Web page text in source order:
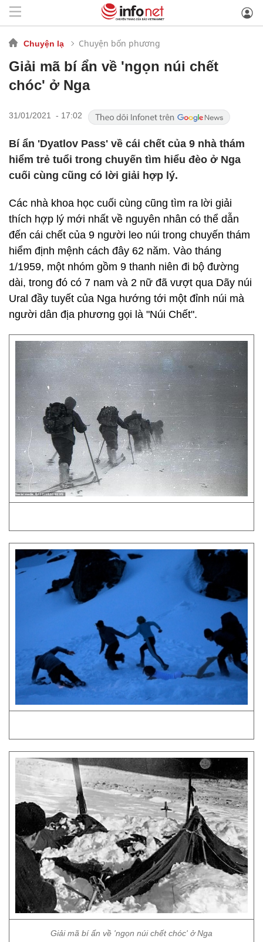
Chuyện lạ Chuyện bốn phương
Giải mã bí ẩn về 'ngọn núi chết
chóc' ở Nga
31/01/2021 - 17:02
Bí ẩn 'Dyatlov Pass' về cái chết của 9 nhà thám
hiểm trẻ tuổi trong chuyến tìm hiểu đèo ở Nga
cuối cùng cũng có lời giải hợp lý.
Các nhà khoa học cuối cùng cũng tìm ra lời giải
thích hợp lý mới nhất về nguyên nhân có thể dẫn
đến cái chết của 9 người leo núi trong chuyến thám
hiểm định mệnh cách đây 62 năm. Vào tháng
1/1959, một nhóm gồm 9 thanh niên đi bộ đường
dài, trong đó có 7 nam và 2 nữ đã vượt qua Dãy núi
Ural đầy tuyết của Nga hướng tới một đỉnh núi mà
người dân địa phương gọi là "Núi Chết".
Giải mã bí ẩn về 'ngọn núi chết chóc' ở Nga